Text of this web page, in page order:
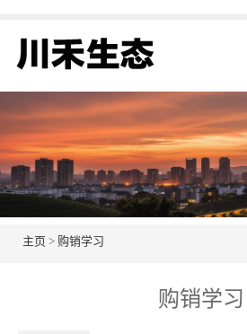
主页 > 购销学习
购销学习